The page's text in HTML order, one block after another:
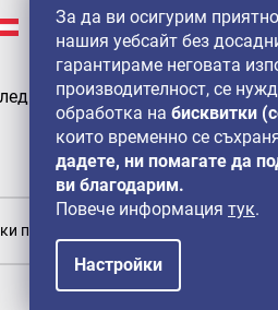
За да ви осигурим
нашия уебсайт без
гарантираме неговата
производителност, се
обработка на бисквитки
които временно се
дадете, ни помагате да
ви благодарим.
Повече информация тук.
Настройки
на:
права запазени.